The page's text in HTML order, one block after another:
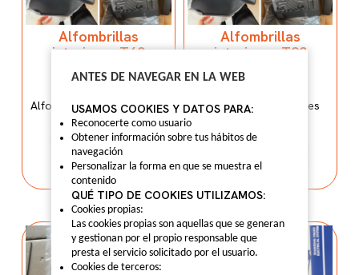
Alfombrillas
interiores T60
Alfombrillas
Alfombrillas interiores T60
LO QUIERO
Alfombrillas
interiores T90
Alfombrillas
Alfombrillas interiores
ANTES DE NAVEGAR EN LA WEB
USAMOS COOKIES Y DATOS PARA:
Reconocerte como usuario
Obtener información sobre tus hábitos de
navegación
Personalizar la forma en que se muestra el
contenido
QUÉ TIPO DE COOKIES UTILIZAMOS:
Cookies propias:
Las cookies propias son aquellas que se generan
y gestionan por el propio responsable que
presta el servicio solicitado por el usuario.
Cookies de terceros: